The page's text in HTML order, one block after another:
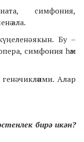
симфония,
ала.
якын. Бу –
симфония һәм
чикләнми. Алар
бирә икән?